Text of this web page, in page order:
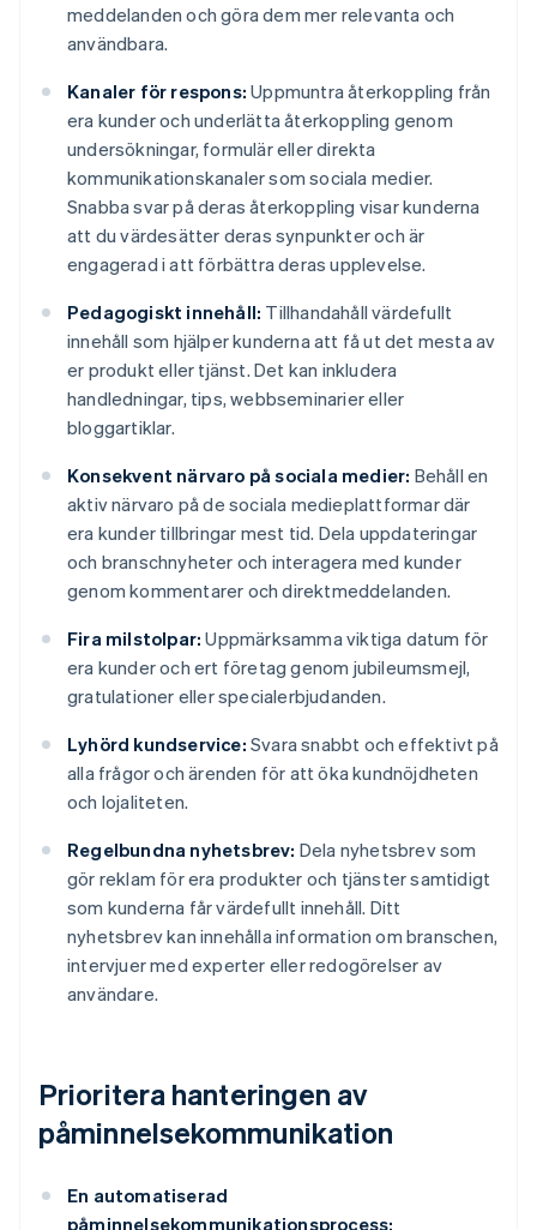
meddelanden och göra dem mer relevanta och
användbara.
Kanaler för respons: Uppmuntra återkoppling från
era kunder och underlätta återkoppling genom
undersökningar, formulär eller direkta
kommunikationskanaler som sociala medier.
Snabba svar på deras återkoppling visar kunderna
att du värdesätter deras synpunkter och är
engagerad i att förbättra deras upplevelse.
Pedagogiskt innehåll: Tillhandahåll värdefullt
innehåll som hjälper kunderna att få ut det mesta av
er produkt eller tjänst. Det kan inkludera
handledningar, tips, webbseminarier eller
bloggartiklar.
Konsekvent närvaro på sociala medier: Behåll en
aktiv närvaro på de sociala medieplattformar där
era kunder tillbringar mest tid. Dela uppdateringar
och branschnyheter och interagera med kunder
genom kommentarer och direktmeddelanden.
Fira milstolpar: Uppmärksamma viktiga datum för
era kunder och ert företag genom jubileumsmejl,
gratulationer eller specialerbjudanden.
Lyhörd kundservice: Svara snabbt och effektivt på
alla frågor och ärenden för att öka kundnöjdheten
och lojaliteten.
Regelbundna nyhetsbrev: Dela nyhetsbrev som
gör reklam för era produkter och tjänster samtidigt
som kunderna får värdefullt innehåll. Ditt
nyhetsbrev kan innehålla information om branschen,
intervjuer med experter eller redogörelser av
användare.
Prioritera hanteringen av
påminnelsekommunikation
En automatiserad
påminnelsekommunikationsprocess: